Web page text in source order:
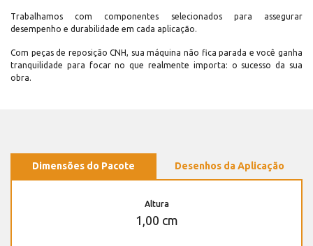
Trabalhamos com componentes selecionados para assegurar
desempenho e durabilidade em cada aplicação.
Com peças de reposição CNH, sua máquina não fica parada e você ganha
tranquilidade para focar no que realmente importa: o sucesso da sua
obra.
Dimensões do Pacote Desenhos da Aplicação
Altura
1,00 cm